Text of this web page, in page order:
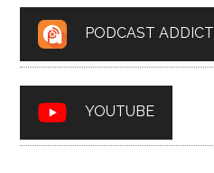
PODCAST ADDICT
YOUTUBE